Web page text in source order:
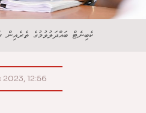
ކެބިނެޓް ބައްދަލުވުމުގެ ތެރެއިން
2023, 12:56